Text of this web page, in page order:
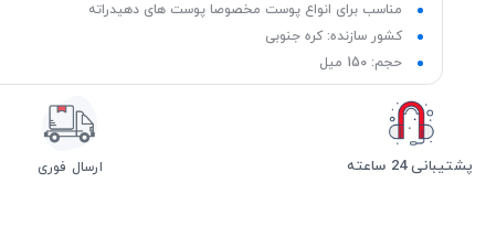
مناسب برای انواع پوست مخصوصا پوست های دهیدراته
کشور سازنده: کره جنوبی
حجم: 150 میل
پشتیبانی 24 ساعته ارسال فوری